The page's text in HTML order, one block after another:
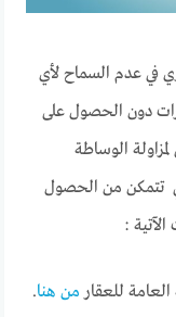
في عدم السماح لأي
دون الحصول على
الوساطة
تتمكن من الحصول
:
للعقار من هنا.